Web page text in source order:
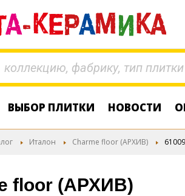
ВЫБОР ПЛИТКИ НОВОСТИ
Италон Charme floor (АРХИВ)
floor (АРХИВ)